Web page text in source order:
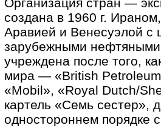
создана в 1960 г.
Аравией и Венесуэлой с
зарубежными
учреждена после того,
мира — «British
«Mobil», «Royal Dutch/
картель «Семь сестер»,
одностороннем порядке